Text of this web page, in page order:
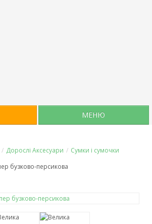
МЕНЮ
/ Дорослі Аксесуари / Сумки і сумочки
бузково-персикова